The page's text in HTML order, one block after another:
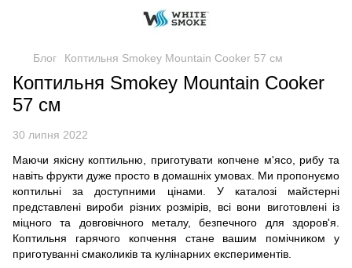
Блог Коптильня Smokey Mountain Cooker 57 см
Коптильня Smokey Mountain Cooker
57 см
30 липня 2022
Маючи якісну коптильню, приготувати копчене м'ясо, рибу та
навіть фрукти дуже просто в домашніх умовах. Ми пропонуємо
коптильні за доступними цінами. У каталозі майстерні
представлені вироби різних розмірів, всі вони виготовлені із
міцного та довговічного металу, безпечного для здоров'я.
Коптильня гарячого копчення стане вашим помічником у
приготуванні смаколиків та кулінарних експериментів.